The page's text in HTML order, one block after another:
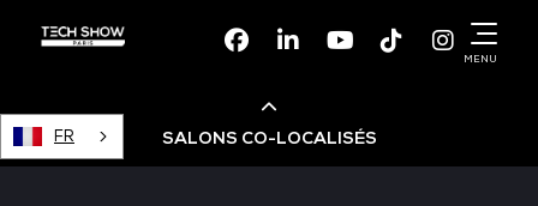
FacebookLinkedinYoutubeTikTok
MENU
FR SALONS CO-LOCALISÉS